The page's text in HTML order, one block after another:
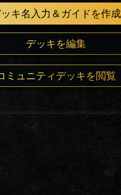
キ名入力＆ガイドを作成
デッキを編集
ミュニティデッキを閲覧